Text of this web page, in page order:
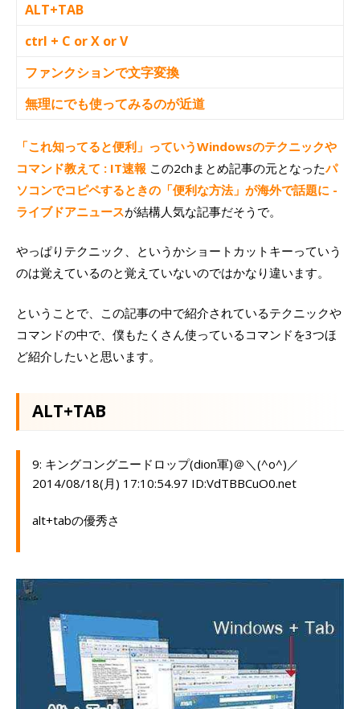
ALT+TAB
ctrl + C or X or V
ファンクションで文字変換
無理にでも使ってみるのが近道
「これ知ってると便利」っていうWindowsのテクニックや
コマンド教えて : IT速報 この2chまとめ記事の元となったパ
ソコンでコピペするときの「便利な方法」が海外で話題に -
ライブドアニュースが結構人気な記事だそうで。
やっぱりテクニック、というかショートカットキーっていう
のは覚えているのと覚えていないのではかなり違います。
ということで、この記事の中で紹介されているテクニックや
コマンドの中で、僕もたくさん使っているコマンドを3つほ
ど紹介したいと思います。
ALT+TAB
9: キングコングニードロップ(dion軍)＠＼(^o^)／
2014/08/18(月) 17:10:54.97 ID:VdTBBCuO0.net
alt+tabの優秀さ